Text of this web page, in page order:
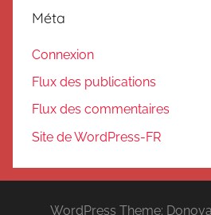
Méta
Connexion
Flux des publications
Flux des commentaires
Site de WordPress-FR
WordPress Theme: